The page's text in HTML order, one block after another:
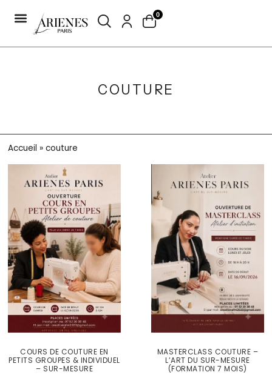
0
COUTURE
Accueil »couture
COURS DE COUTURE EN
PETITS GROUPES & INDIVIDUEL
– SUR-MESURE
MASTERCLASS COUTURE –
L’ART DU SUR-MESURE
(FORMATION 7 MOIS)